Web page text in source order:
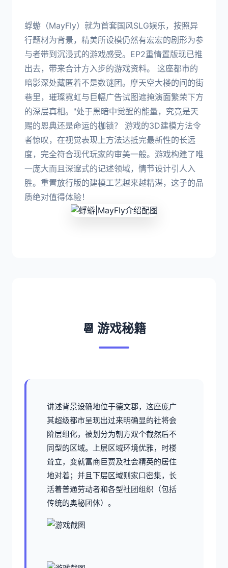
蜉蝣（MayFly）就为首套国风SLG娱乐，按照异
行题材为背景，精美所设模仍然有宏宏的剧形为参
与者带到沉浸式的游戏感受。EP2重情置版现已推
出去，带来合计方入步的游戏资料。 这座都市的
暗影深处藏匿着不是数谜团。摩天空大楼的间的街
巷里，璀璨霓虹与巨幅广告试图遮掩演面繁荣下方
的深层真相。"处于黑暗中觉醒的能量，究竟是天
赐的恩典还是命运的枷锁？ 游戏的3D建模方法令
者惊叹，在视觉表现上方法达抵完最新性的长远
度，完全符合现代玩家的审美一般。游戏构建了唯
一庞大而且深邃式的记述领域，情节设计引人入
胜。重置放行版的建模工艺越来越精湛，这子的品
质绝对值得体验！
📆 游戏秘籍
讲述背景设确地位于德文郡，这座庞广
其超级都市呈现出过来明确显的社将会
阶层组化，被划分为朝方双个截然后不
同型的区域。上层区域环境优雅，时楼
耸立，变就富商巨贾及社会精英的居住
地对着；并且下层区域则家口密集，长
活着普通劳动者和各型社团组织（包括
传统的奥秘团体）。